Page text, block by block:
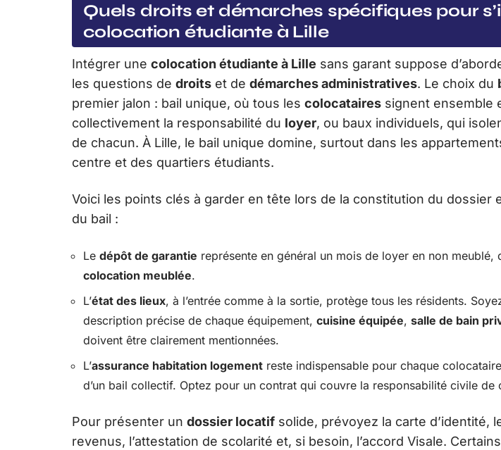
Quels droits et démarches spécifiques pour
colocation étudiante à Lille
Intégrer une colocation étudiante à Lille sans garant suppose
les questions de droits et de démarches administratives. Le choix du
premier jalon : bail unique, où tous les colocataires signent ensemble
collectivement la responsabilité du loyer, ou baux individuels, qui
de chacun. À Lille, le bail unique domine, surtout dans les
centre et des quartiers étudiants.
Voici les points clés à garder en tête lors de la constitution du dossier
du bail :
Le dépôt de garantie représente en général un mois de loyer en non meublé,
colocation meublée.
L’état des lieux, à l’entrée comme à la sortie, protège tous les résidents.
description précise de chaque équipement, cuisine équipée, salle de bain
doivent être clairement mentionnées.
L’assurance habitation logement reste indispensable pour chaque
d’un bail collectif. Optez pour un contrat qui couvre la responsabilité civile de
Pour présenter un dossier locatif solide, prévoyez la carte d’identité,
revenus, l’attestation de scolarité et, si besoin, l’accord Visale.